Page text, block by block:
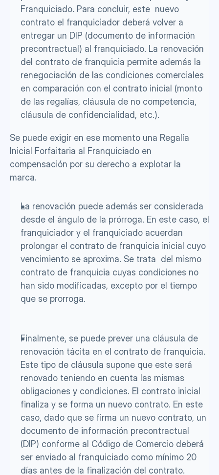
Franquiciado. Para concluir, este  nuevo
contrato el franquiciador deberá volver a
entregar un DIP (documento de información
precontractual) al franquiciado. La renovación
del contrato de franquicia permite además la
renegociación de las condiciones comerciales
en comparación con el contrato inicial (monto
de las regalías, cláusula de no competencia,
cláusula de confidencialidad, etc.).
Se puede exigir en ese momento una Regalía
Inicial Forfaitaria al Franquiciado en
compensación por su derecho a explotar la
marca.
La renovación puede además ser considerada
desde el ángulo de la prórroga. En este caso, el
franquiciador y el franquiciado acuerdan
prolongar el contrato de franquicia inicial cuyo
vencimiento se aproxima. Se trata  del mismo
contrato de franquicia cuyas condiciones no
han sido modificadas, excepto por el tiempo
que se prorroga.
Finalmente, se puede prever una cláusula de
renovación tácita en el contrato de franquicia.
Este tipo de cláusula supone que este será
renovado teniendo en cuenta las mismas
obligaciones y condiciones. El contrato inicial
finaliza y se forma un nuevo contrato. En este
caso, dado que se firma un nuevo contrato, un
documento de información precontractual
(DIP) conforme al Código de Comercio deberá
ser enviado al franquiciado como mínimo 20
días antes de la finalización del contrato.